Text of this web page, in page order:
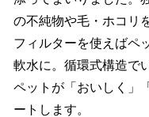
の不純物や毛・ホコリ
フィルターを使えばペ
軟水に。循環式構造で
ペットが「おいしく」
ートします。